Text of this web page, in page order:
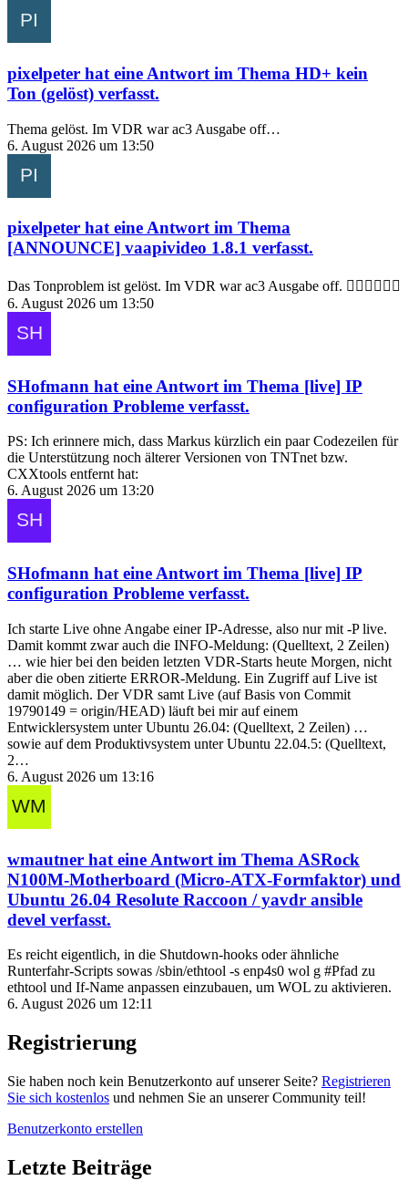
pixelpeter hat eine Antwort im Thema HD+ kein
Ton (gelöst) verfasst.
Thema gelöst. Im VDR war ac3 Ausgabe off…
6. August 2026 um 13:50
pixelpeter hat eine Antwort im Thema
[ANNOUNCE] vaapivideo 1.8.1 verfasst.
Das Tonproblem ist gelöst. Im VDR war ac3 Ausgabe off. 🤦‍♂️🤦‍♂️🤦‍♂️
6. August 2026 um 13:50
SHofmann hat eine Antwort im Thema [live] IP
configuration Probleme verfasst.
PS: Ich erinnere mich, dass Markus kürzlich ein paar Codezeilen für
die Unterstützung noch älterer Versionen von TNTnet bzw.
CXXtools entfernt hat:
6. August 2026 um 13:20
SHofmann hat eine Antwort im Thema [live] IP
configuration Probleme verfasst.
Ich starte Live ohne Angabe einer IP-Adresse, also nur mit -P live.
Damit kommt zwar auch die INFO-Meldung: (Quelltext, 2 Zeilen)
… wie hier bei den beiden letzten VDR-Starts heute Morgen, nicht
aber die oben zitierte ERROR-Meldung. Ein Zugriff auf Live ist
damit möglich. Der VDR samt Live (auf Basis von Commit
19790149 = origin/HEAD) läuft bei mir auf einem
Entwicklersystem unter Ubuntu 26.04: (Quelltext, 2 Zeilen) …
sowie auf dem Produktivsystem unter Ubuntu 22.04.5: (Quelltext,
2…
6. August 2026 um 13:16
wmautner hat eine Antwort im Thema ASRock
N100M-Motherboard (Micro-ATX-Formfaktor) und
Ubuntu 26.04 Resolute Raccoon / yavdr ansible
devel verfasst.
Es reicht eigentlich, in die Shutdown-hooks oder ähnliche
Runterfahr-Scripts sowas /sbin/ethtool -s enp4s0 wol g #Pfad zu
ethtool und If-Name anpassen einzubauen, um WOL zu aktivieren.
6. August 2026 um 12:11
Registrierung
Sie haben noch kein Benutzerkonto auf unserer Seite? Registrieren
Sie sich kostenlos und nehmen Sie an unserer Community teil!
Benutzerkonto erstellen
Letzte Beiträge